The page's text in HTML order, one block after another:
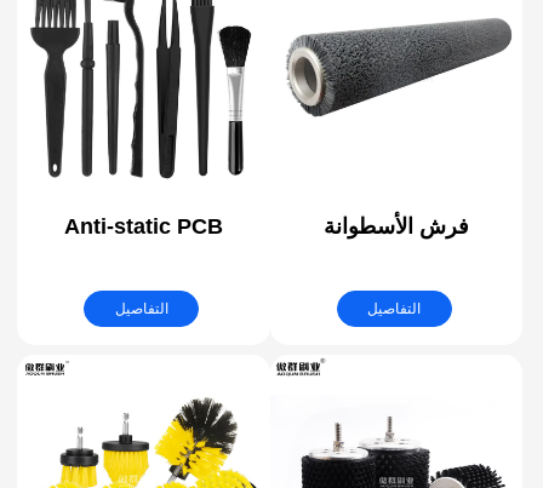
فرش الأسطوانة
فرشاة الخضروات والفاكهة
| فرش إزالة الأزيز وتلميع
المعادن | فرش الأدوية
التفاصيل
Anti-static PCB
(electrostatic
discharge) Safe
التفاصيل